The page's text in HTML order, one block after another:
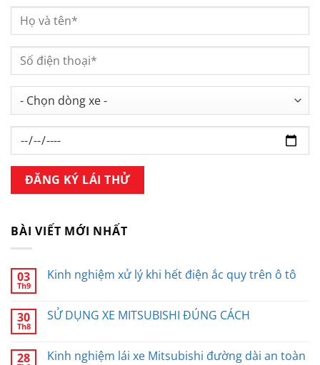
BÀI VIẾT MỚI NHẤT
03
Th9
Kinh nghiệm xử lý khi hết điện ắc quy trên ô tô
30
Th8
SỬ DỤNG XE MITSUBISHI ĐÚNG CÁCH
28 Kinh nghiệm lái xe Mitsubishi đường dài an toàn